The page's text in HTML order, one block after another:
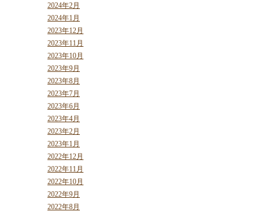
2024年2月
2024年1月
2023年12月
2023年11月
2023年10月
2023年9月
2023年8月
2023年7月
2023年6月
2023年4月
2023年2月
2023年1月
2022年12月
2022年11月
2022年10月
2022年9月
2022年8月